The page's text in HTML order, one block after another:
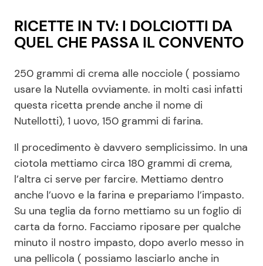
RICETTE IN TV: I DOLCIOTTI DA
QUEL CHE PASSA IL CONVENTO
250 grammi di crema alle nocciole ( possiamo
usare la Nutella ovviamente. in molti casi infatti
questa ricetta prende anche il nome di
Nutellotti), 1 uovo, 150 grammi di farina.
Il procedimento è davvero semplicissimo. In una
ciotola mettiamo circa 180 grammi di crema,
l’altra ci serve per farcire. Mettiamo dentro
anche l’uovo e la farina e prepariamo l’impasto.
Su una teglia da forno mettiamo su un foglio di
carta da forno. Facciamo riposare per qualche
minuto il nostro impasto, dopo averlo messo in
una pellicola ( possiamo lasciarlo anche in